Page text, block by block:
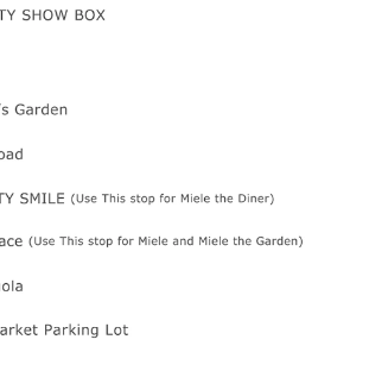
您想忘记忙碌的日常生活，在这个神秘